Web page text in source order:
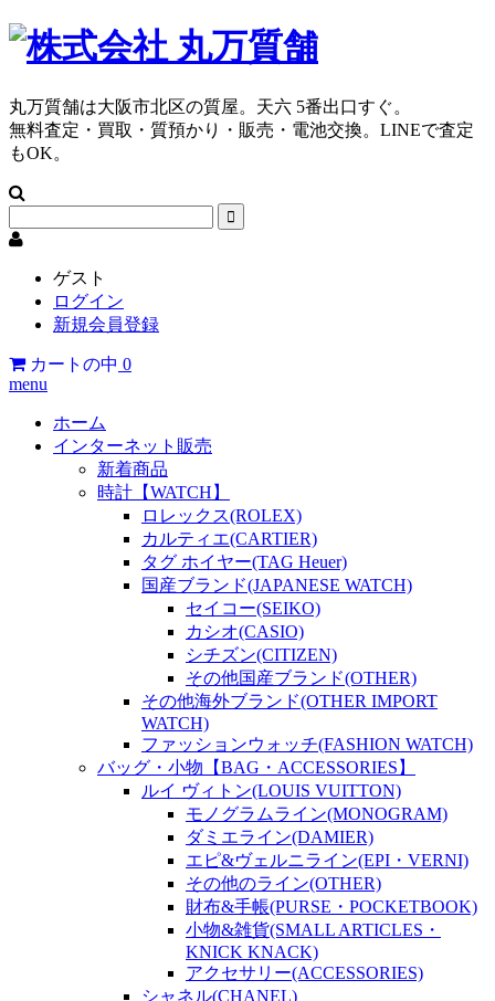
丸万質舗は大阪市北区の質屋。天六 5番出口すぐ。
無料査定・買取・質預かり・販売・電池交換。LINEで査定
もOK。
ゲスト
ログイン
新規会員登録
カートの中 0
menu
ホーム
インターネット販売
新着商品
時計【WATCH】
ロレックス(ROLEX)
カルティエ(CARTIER)
タグ ホイヤー(TAG Heuer)
国産ブランド(JAPANESE WATCH)
セイコー(SEIKO)
カシオ(CASIO)
シチズン(CITIZEN)
その他国産ブランド(OTHER)
その他海外ブランド(OTHER IMPORT
WATCH)
ファッションウォッチ(FASHION WATCH)
バッグ・小物【BAG・ACCESSORIES】
ルイ ヴィトン(LOUIS VUITTON)
モノグラムライン(MONOGRAM)
ダミエライン(DAMIER)
エピ&ヴェルニライン(EPI・VERNI)
その他のライン(OTHER)
財布&手帳(PURSE・POCKETBOOK)
小物&雑貨(SMALL ARTICLES・
KNICK KNACK)
アクセサリー(ACCESSORIES)
シャネル(CHANEL)